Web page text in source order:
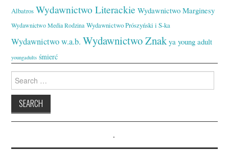
Albatros Wydawnictwo Literackie Wydawnictwo Marginesy
Wydawnictwo Media Rodzina Wydawnictwo Prószyński i S-ka
Wydawnictwo w.a.b. Wydawnictwo Znak ya young adult
youngadults śmierć
Search
for:
.